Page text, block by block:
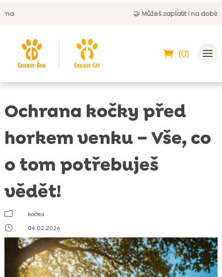
Můžeš zaplatit i na dobírku
(0)
Ochrana kočky před
horkem venku – Vše, co
o tom potřebuješ
vědět!
m
kočka
}
04.02.2026